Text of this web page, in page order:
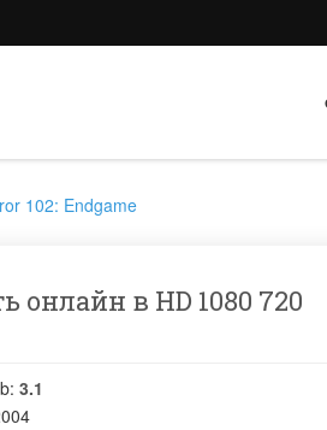
102: Endgame
онлайн в HD 1080 720
3.1